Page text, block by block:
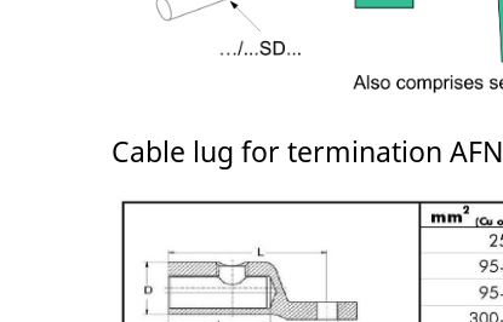
Cable lug for termination AFN